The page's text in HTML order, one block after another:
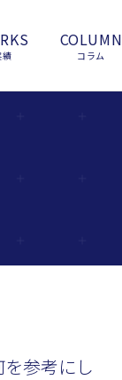
績
COLUMN
コラム
参考にし